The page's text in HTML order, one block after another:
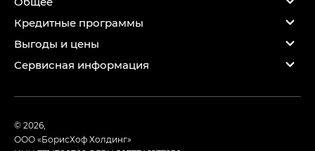
Кредитные программы
Выгоды и цены
Сервисная информация
© 2026,
ООО «БорисХоф Холдинг»